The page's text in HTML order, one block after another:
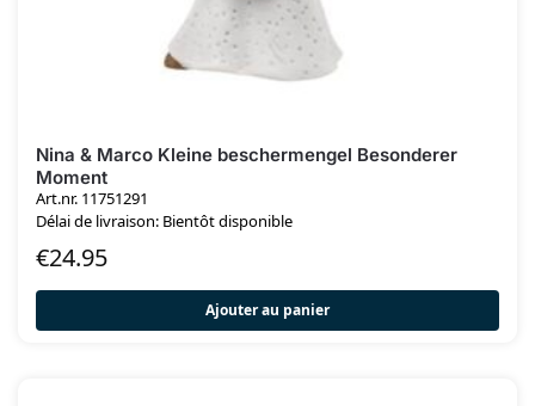
Nina & Marco Kleine beschermengel Besonderer
Moment
Art.nr. 11751291
Délai de livraison: Bientôt disponible
€24.95
Ajouter au panier